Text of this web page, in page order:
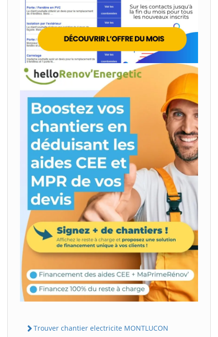
Trouver chantier electricite MONTLUCON